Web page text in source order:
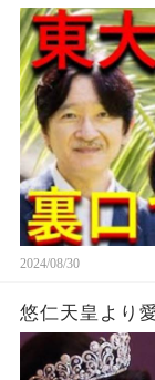
2024/08/30
悠仁天皇より